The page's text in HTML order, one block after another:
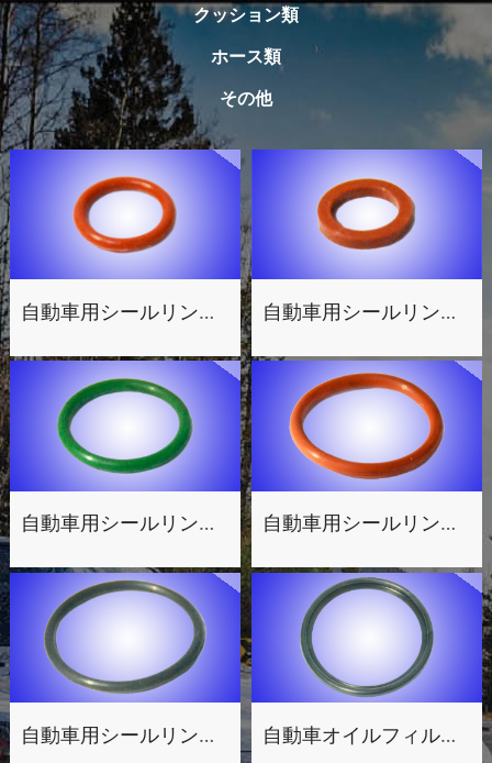
クッション類
ホース類
その他
自動車用シールリング4 自動車用シールリング5
自動車用シールリング3 自動車用シールリング2
自動車用シールリング1 自動車オイルフィルター用シールパッキン2